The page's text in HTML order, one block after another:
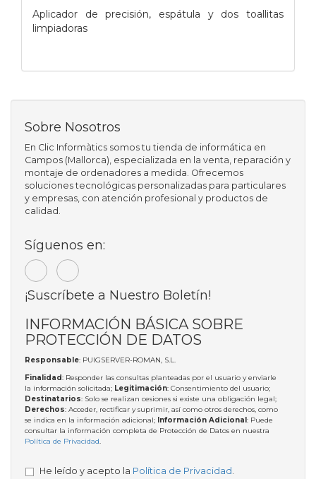
Aplicador de precisión, espátula y dos toallitas
limpiadoras
Sobre Nosotros
En Clic Informàtics somos tu tienda de informática en
Campos (Mallorca), especializada en la venta, reparación y
montaje de ordenadores a medida. Ofrecemos
soluciones tecnológicas personalizadas para particulares
y empresas, con atención profesional y productos de
calidad.
Síguenos en:
¡Suscríbete a Nuestro Boletín!
INFORMACIÓN BÁSICA SOBRE
PROTECCIÓN DE DATOS
Responsable: PUIGSERVER-ROMAN, S.L.
Finalidad: Responder las consultas planteadas por el usuario y enviarle
la información solicitada; Legitimación: Consentimiento del usuario;
Destinatarios: Solo se realizan cesiones si existe una obligación legal;
Derechos: Acceder, rectificar y suprimir, así como otros derechos, como
se indica en la información adicional; Información Adicional: Puede
consultar la información completa de Protección de Datos en nuestra
Política de Privacidad.
He leído y acepto la Política de Privacidad